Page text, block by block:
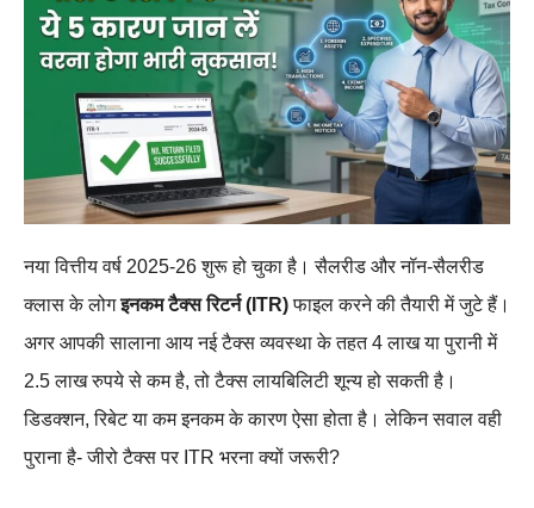
नया वित्तीय वर्ष 2025-26 शुरू हो चुका है। सैलरीड और नॉन-सैलरीड
क्लास के लोगइनकम टैक्स रिटर्न (ITR)फाइल करने की तैयारी में जुटे हैं।
अगर आपकी सालाना आय नई टैक्स व्यवस्था के तहत 4 लाख या पुरानी में
2.5 लाख रुपये से कम है, तो टैक्स लायबिलिटी शून्य हो सकती है।
डिडक्शन, रिबेट या कम इनकम के कारण ऐसा होता है। लेकिन सवाल वही
पुराना है- जीरो टैक्स पर ITR भरना क्यों जरूरी?